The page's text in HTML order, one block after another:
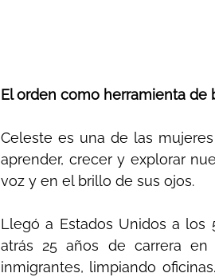
El orden como herramienta de
Celeste es una de las
aprender, crecer y explorar
voz y en el brillo de sus ojos.
Llegó a Estados Unidos a los
atrás 25 años de carrera
inmigrantes, limpiando